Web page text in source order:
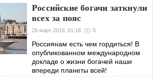
Российские богачи заткнули
всех за пояс
26 март 2018, 01:18 0
Россиянам есть чем гордиться! В
опубликованном международном
докладе о жизни богачей наши
впереди планеты всей!